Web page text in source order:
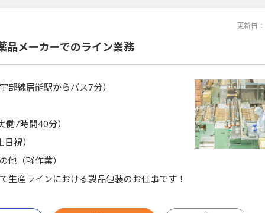
更新日：
品メーカーでのライン業務
部線居能駅からバス7分）
7時間40分）
祝）
他（軽作業）
生産ラインにおける製品包装のお仕事です！